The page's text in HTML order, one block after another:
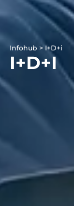
Infohub > I+D+i
I+D+i